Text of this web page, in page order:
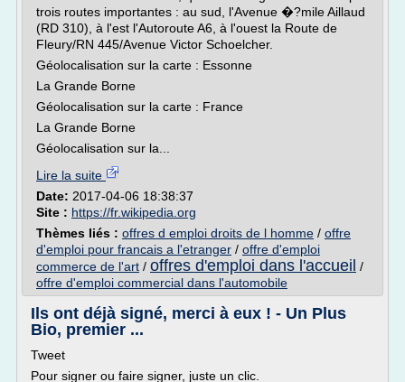
trois routes importantes : au sud, l'Avenue �?mile Aillaud
(RD 310), à l'est l'Autoroute A6, à l'ouest la Route de
Fleury/RN 445/Avenue Victor Schoelcher.
Géolocalisation sur la carte : Essonne
La Grande Borne
Géolocalisation sur la carte : France
La Grande Borne
Géolocalisation sur la...
Lire la suite
Date: 2017-04-06 18:38:37
Site : https://fr.wikipedia.org
Thèmes liés : offres d emploi droits de l homme / offre
d'emploi pour francais a l'etranger / offre d'emploi
commerce de l'art / offres d'emploi dans l'accueil /
offre d'emploi commercial dans l'automobile
Ils ont déjà signé, merci à eux ! - Un Plus
Bio, premier ...
Tweet
Pour signer ou faire signer, juste un clic.